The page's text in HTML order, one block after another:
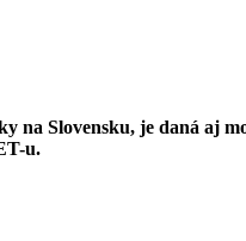
Slovensku, je daná aj
u.